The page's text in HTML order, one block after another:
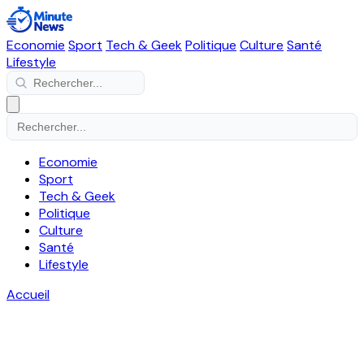
Economie Sport Tech & GeekPolitique Culture Santé
Lifestyle
Economie
Sport
Tech & Geek
Politique
Culture
Santé
Lifestyle
Accueil